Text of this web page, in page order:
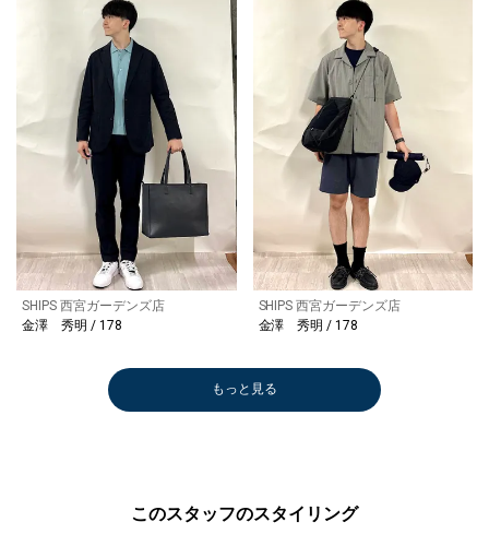
SHIPS 西宮ガーデンズ店
金澤 秀明 / 178
SHIPS 西宮ガーデンズ店
金澤 秀明 / 178
もっと見る
このスタッフのスタイリング